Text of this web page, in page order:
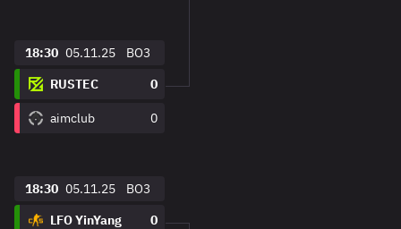
18:30 05.11.25
BO3
RUSTEC
0
aimclub 0
18:30 05.11.25
BO3
LFO YinYang
0